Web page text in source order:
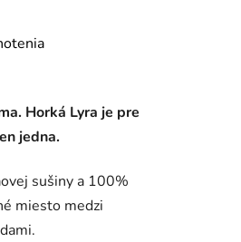
Horká Lyra je pre
jedna.
sušiny a 100%
miesto medzi